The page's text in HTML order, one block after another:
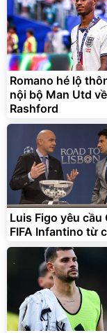
Romano hé lộ
nội bộ Man Utd về
Rashford
Luis Figo yêu cầu
FIFA Infantino từ